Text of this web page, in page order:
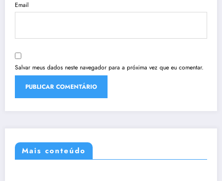
Email
Salvar meus dados neste navegador para a próxima vez que eu comentar.
Mais conteúdo